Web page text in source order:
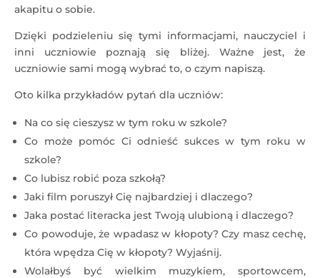
akapitu o sobie.
Dzięki podzieleniu się tymi informacjami, nauczyciel i
inni uczniowie poznają się bliżej. Ważne jest, że
uczniowie sami mogą wybrać to, o czym napiszą.
Oto kilka przykładów pytań dla uczniów:
Na co się cieszysz w tym roku w szkole?
Co może pomóc Ci odnieść sukces w tym roku w
szkole?
Co lubisz robić poza szkołą?
Jaki film poruszył Cię najbardziej i dlaczego?
Jaka postać literacka jest Twoją ulubioną i dlaczego?
Co powoduje, że wpadasz w kłopoty? Czy masz cechę,
która wpędza Cię w kłopoty? Wyjaśnij.
Wolałbyś być wielkim muzykiem, sportowcem,